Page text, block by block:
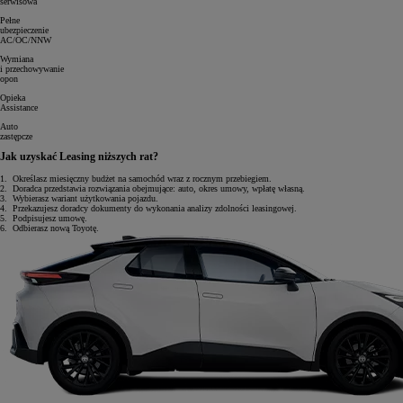
Pełne
ubezpieczenie
AC/OC/NNW
Wymiana
i przechowywanie
opon
Opieka
Assistance
Auto
zastępcze
Jak uzyskać Leasing niższych rat?
1.
Określasz miesięczny budżet na samochód wraz z rocznym przebiegiem.
2.
Doradca przedstawia rozwiązania obejmujące: auto, okres umowy, wpłatę własną.
3.
Wybierasz wariant użytkowania pojazdu.
4.
Przekazujesz doradcy dokumenty do wykonania analizy zdolności leasingowej.
5.
Podpisujesz umowę.
6.
Odbierasz nową Toyotę.